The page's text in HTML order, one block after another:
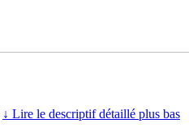
↓ Lire le descriptif détaillé plus bas